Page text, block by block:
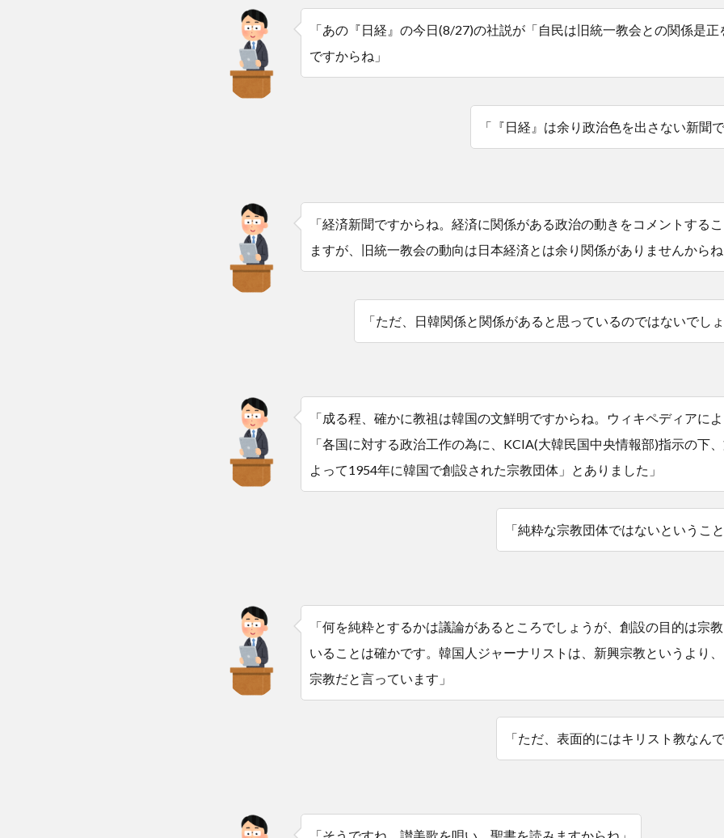
「あの『日経』の今日(8/27)の社説が「自民は旧統一教会との関係是正
ですからね」
「『日経』は余り政治色を出さない新聞
「経済新聞ですからね。経済に関係がある政治の動きをコメントする
ますが、旧統一教会の動向は日本経済とは余り関係がありませんから
「ただ、日韓関係と関係があると思っているのではないでし
「成る程、確かに教祖は韓国の文鮮明ですからね。ウィキペディアに
「各国に対する政治工作の為に、KCIA(大韓民国中央情報部)指示の下
よって1954年に韓国で創設された宗教団体」とありました」
「純粋な宗教団体ではないというこ
「何を純粋とするかは議論があるところでしょうが、創設の目的は宗
いることは確かです。韓国人ジャーナリストは、新興宗教というより
宗教だと言っています」
「ただ、表面的にはキリスト教なん
「そうですね、讃美歌を唄い、聖書を読みますからね」